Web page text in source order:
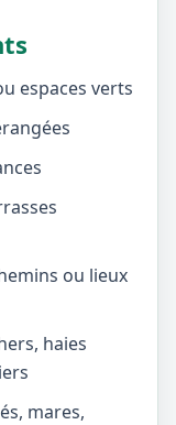
espaces verts
ou lieux
haies
mares,